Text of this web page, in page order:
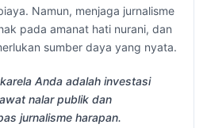
Namun, menjaga jurnalisme
pada amanat hati nurani, dan
sumber daya yang nyata.
Anda adalah investasi
nalar publik dan
jurnalisme harapan.